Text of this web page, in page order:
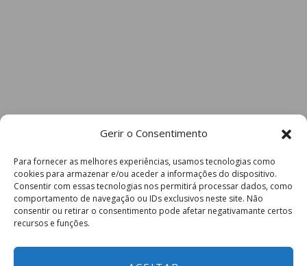
Gerir o Consentimento
Para fornecer as melhores experiências, usamos tecnologias como
cookies para armazenar e/ou aceder a informações do dispositivo.
Consentir com essas tecnologias nos permitirá processar dados, como
comportamento de navegação ou IDs exclusivos neste site. Não
consentir ou retirar o consentimento pode afetar negativamante certos
recursos e funções.